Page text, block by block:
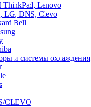
ThinkPad, Lenovo
LG, DNS, Clevo
Bell
и системы охлаждения
CLEVO